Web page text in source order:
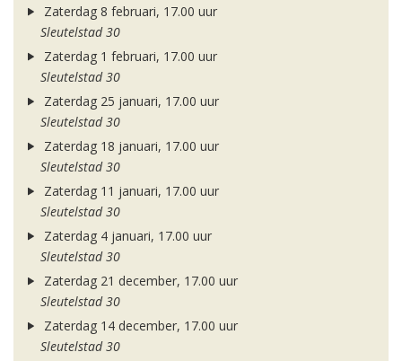
Zaterdag 8 februari, 17.00 uur
Sleutelstad 30
Zaterdag 1 februari, 17.00 uur
Sleutelstad 30
Zaterdag 25 januari, 17.00 uur
Sleutelstad 30
Zaterdag 18 januari, 17.00 uur
Sleutelstad 30
Zaterdag 11 januari, 17.00 uur
Sleutelstad 30
Zaterdag 4 januari, 17.00 uur
Sleutelstad 30
Zaterdag 21 december, 17.00 uur
Sleutelstad 30
Zaterdag 14 december, 17.00 uur
Sleutelstad 30